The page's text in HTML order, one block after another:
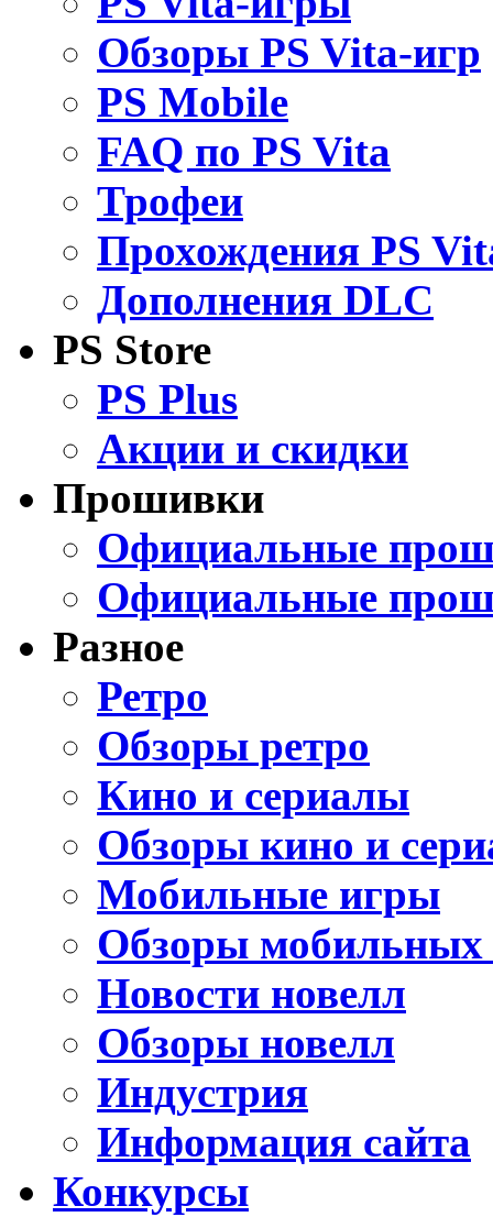
Обзоры PS Vita-игр
PS Mobile
FAQ по PS Vita
Трофеи
Прохождения PS
Дополнения DLC
PS Store
PS Plus
Акции и скидки
Прошивки
Официальные
Официальные
Разное
Ретро
Обзоры ретро
Кино и сериалы
Обзоры кино и
Мобильные игры
Обзоры мобильных
Новости новелл
Обзоры новелл
Индустрия
Информация сайта
Конкурсы